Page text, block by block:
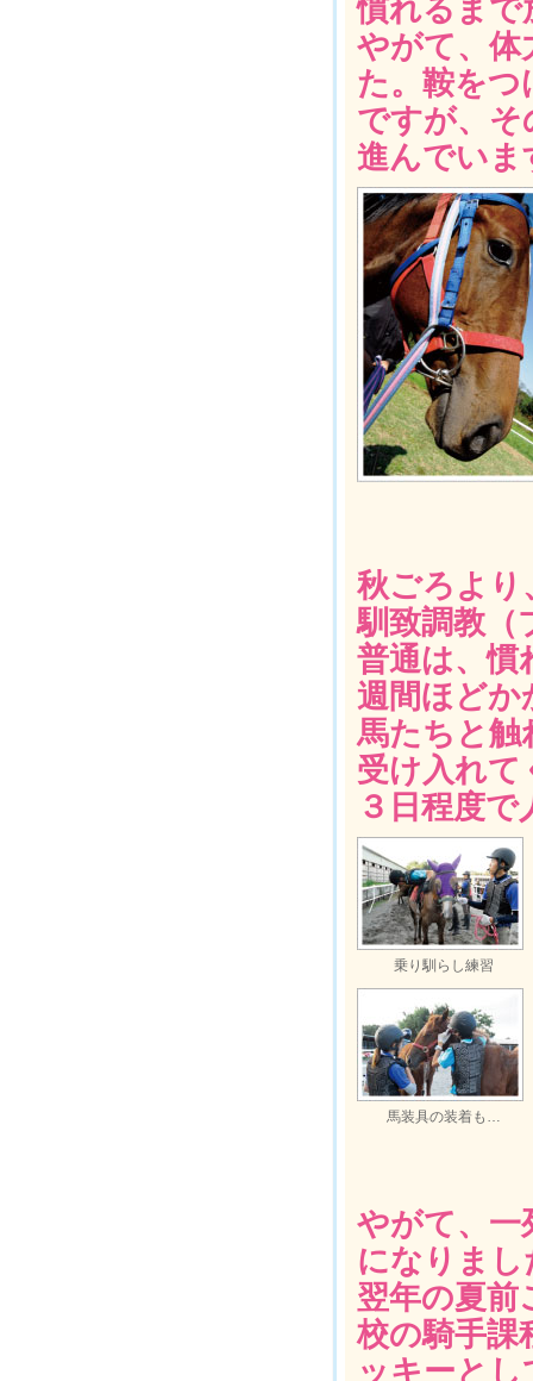
慣れるまで
やがて、体
た。鞍を
ですが、そ
進んでいま
秋ごろより
馴致調教（
普通は、慣
週間ほどか
馬たちと
受け入れて
３日程度
乗り馴らし練習
馬装具の装着も…
やがて、一
になりまし
翌年の夏前
校の騎手課
ッキーと